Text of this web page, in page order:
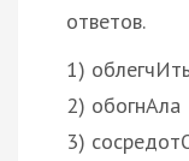
ответов.
1)
2) обогнАла
3)